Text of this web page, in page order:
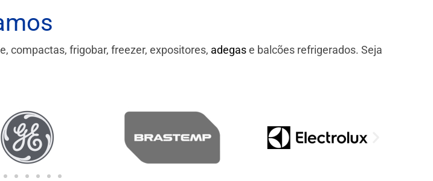
compactas, frigobar, freezer, expositores, adegase balcões refrigerados. Seja